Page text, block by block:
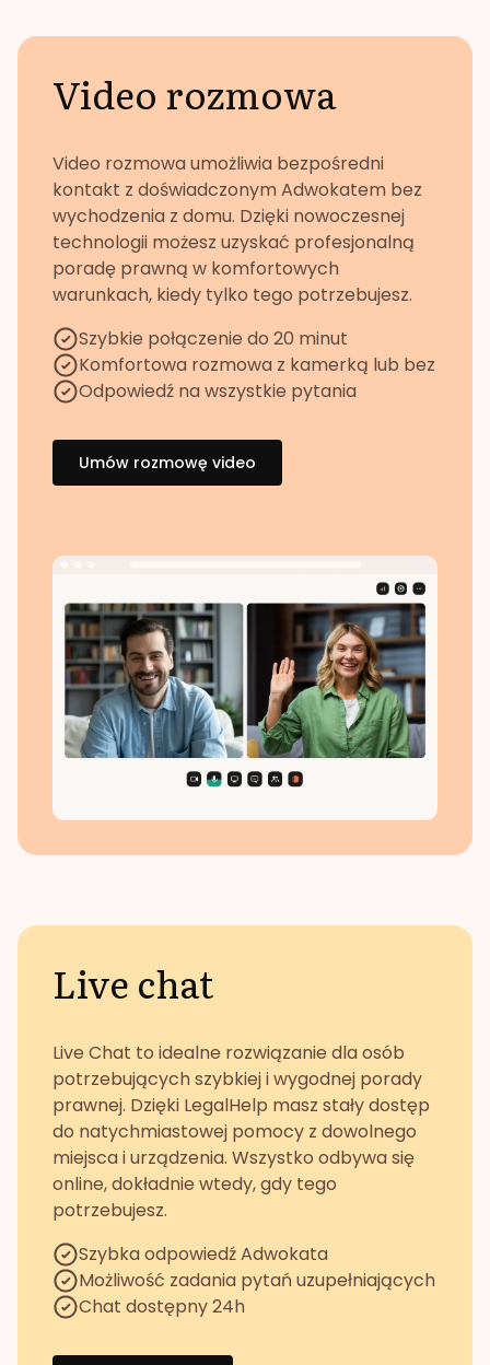
Video rozmowa
Video rozmowa umożliwia bezpośredni
kontakt z doświadczonym Adwokatem bez
wychodzenia z domu. Dzięki nowoczesnej
technologii możesz uzyskać profesjonalną
poradę prawną w komfortowych
warunkach, kiedy tylko tego potrzebujesz.
Szybkie połączenie do 20 minut
Komfortowa rozmowa z kamerką lub bez
Odpowiedź na wszystkie pytania
Umów rozmowę video
Live chat
Live Chat to idealne rozwiązanie dla osób
potrzebujących szybkiej i wygodnej porady
prawnej. Dzięki LegalHelp masz stały dostęp
do natychmiastowej pomocy z dowolnego
miejsca i urządzenia. Wszystko odbywa się
online, dokładnie wtedy, gdy tego
potrzebujesz.
Szybka odpowiedź Adwokata
Możliwość zadania pytań uzupełniających
Chat dostępny 24h